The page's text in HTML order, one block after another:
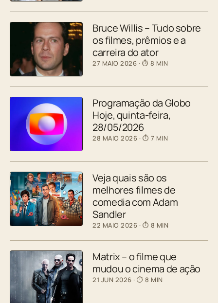
Bruce Willis – Tudo sobre
os filmes, prêmios e a
carreira do ator
27 MAIO 2026 · ⏱ 8 MIN
Programação da Globo
Hoje, quinta-feira,
28/05/2026
28 MAIO 2026 · ⏱ 7 MIN
Veja quais são os
melhores filmes de
comedia com Adam
Sandler
22 MAIO 2026 · ⏱ 8 MIN
Matrix – o filme que
mudou o cinema de ação
21 JUN 2026 · ⏱ 8 MIN